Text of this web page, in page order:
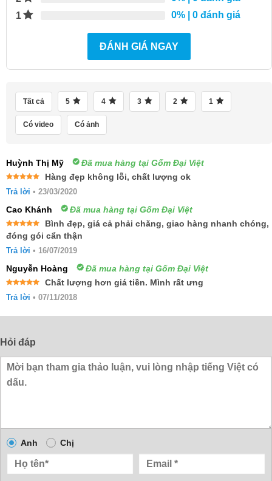
1
0% | 0 đánh giá
ĐÁNH GIÁ NGAY
Tất cả 5 4 3 2 1
Có video Có ảnh
Huỳnh Thị Mỹ Đã mua hàng tại Gốm Đại Việt
hạng55
Hàng đẹp không lỗi, chất lượng ok
Trả lời • 23/03/2020
Cao Khánh Đã mua hàng tại Gốm Đại Việt
Được xếp
hạng5 5
sao
Bình đẹp, giá cả phải chăng, giao hàng nhanh chóng,
đóng gói cẩn thận
Trả lời • 16/07/2019
Nguyễn Hoàng Đã mua hàng tại Gốm Đại Việt
hạng55
Chất lượng hơn giá tiền. Mình rất ưng
Trả lời • 07/11/2018
Hỏi đáp
Anh Chị